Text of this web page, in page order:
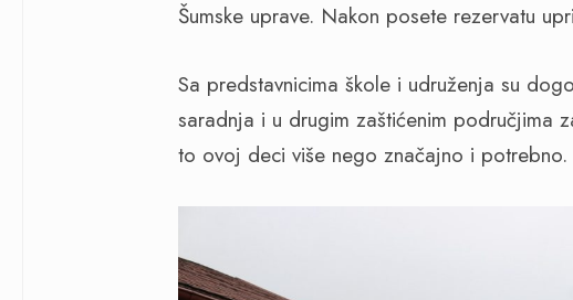
Šumske uprave. Nakon posete rezervatu
Sa predstavnicima škole i udruženja su
saradnja i u drugim zaštićenim
to ovoj deci više nego značajno i potrebno.